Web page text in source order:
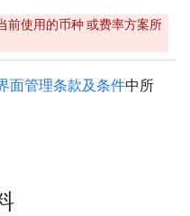
前使用的币种 或费率方案所
面管理条款及条件中所